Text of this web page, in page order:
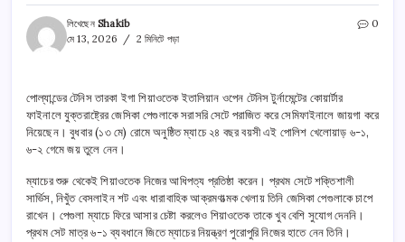
লিখেছেন Shakib
মে 13, 2026
2 মিনিটে পড়া
0
পোল্যান্ডের টেনিস তারকা ইগা শিয়াওতেক ইতালিয়ান ওপেন টেনিস টুর্নামেন্টের কোয়ার্টার
ফাইনালে যুক্তরাষ্ট্রের জেসিকা পেগুলাকে সরাসরি সেটে পরাজিত করে সেমিফাইনালে জায়গা করে
নিয়েছেন। বুধবার (১৩ মে) রোমে অনুষ্ঠিত ম্যাচে ২৪ বছর বয়সী এই পোলিশ খেলোয়াড় ৬-১,
৬-২ গেমে জয় তুলে নেন।
ম্যাচের শুরু থেকেই শিয়াওতেক নিজের আধিপত্য প্রতিষ্ঠা করেন। প্রথম সেটে শক্তিশালী
সার্ভিস, নিখুঁত বেসলাইন শট এবং ধারাবাহিক আক্রমণাত্মক খেলায় তিনি জেসিকা পেগুলাকে চাপে
রাখেন। পেগুলা ম্যাচে ফিরে আসার চেষ্টা করলেও শিয়াওতেক তাকে খুব বেশি সুযোগ দেননি।
প্রথম সেট মাত্র ৬-১ ব্যবধানে জিতে ম্যাচের নিয়ন্ত্রণ পুরোপুরি নিজের হাতে নেন তিনি।